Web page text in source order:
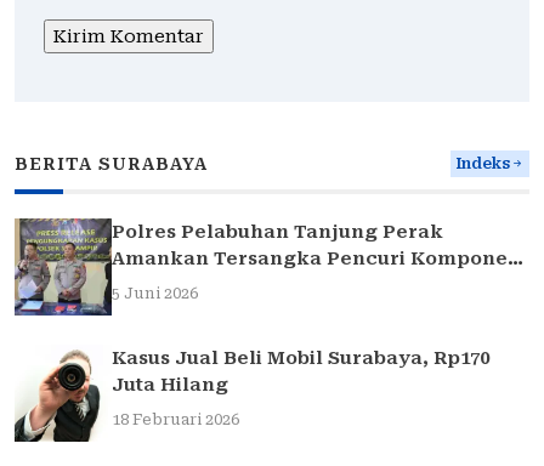
BERITA SURABAYA Indeks
Polres Pelabuhan Tanjung Perak
Amankan Tersangka Pencuri Komponen
Traffic Light di Surabaya
5 Juni 2026
Kasus Jual Beli Mobil Surabaya, Rp170
Juta Hilang
18 Februari 2026